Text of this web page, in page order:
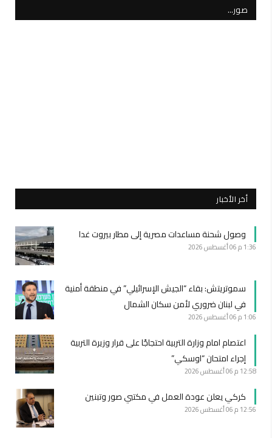
صور…
أخر الأخبار
وصول شحنة مساعدات مصرية إلى مطار بيروت غدا
1:36 م 06 أغسطس 2026
سموتريتش: بقاء “الجيش الإسرائيلي” في منطقة أمنية
في لبنان ضروري لأمن سكان الشمال
1:06 م 06 أغسطس 2026
اعتصام امام وزارة التربية احتجاجًا على قرار وزيرة التربية
إجراء امتحان “اوسكي”
12:58 م 06 أغسطس 2026
كركي يعلن عودة العمل في مكتبي صور وتبنين
12:56 م 06 أغسطس 2026